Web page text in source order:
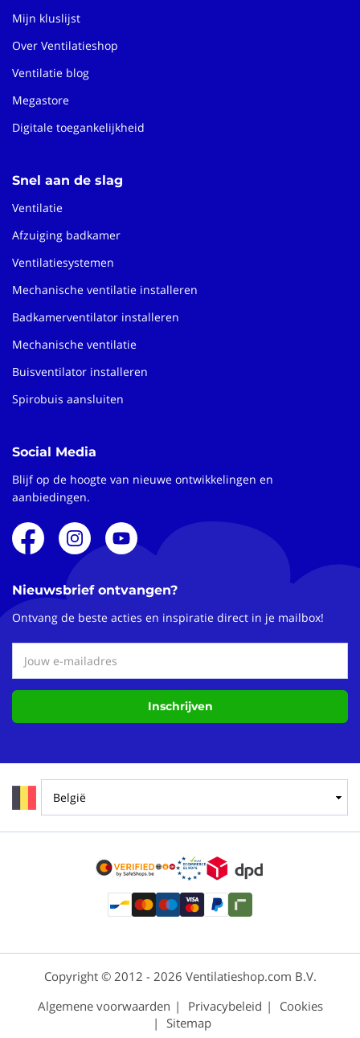
Mijn kluslijst
Over Ventilatieshop
Ventilatie blog
Megastore
Digitale toegankelijkheid
Snel aan de slag
Ventilatie
Afzuiging badkamer
Ventilatiesystemen
Mechanische ventilatie installeren
Badkamerventilator installeren
Mechanische ventilatie
Buisventilator installeren
Spirobuis aansluiten
Social Media
Blijf op de hoogte van nieuwe ontwikkelingen en
aanbiedingen.
Nieuwsbrief ontvangen?
Ontvang de beste acties en inspiratie direct in je mailbox!
Inschrijven
Copyright © 2012 - 2026 Ventilatieshop.com B.V.
Algemene voorwaarden
Privacybeleid
Cookies
Sitemap